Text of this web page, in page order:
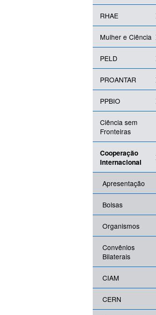
RHAE
Mulher e Ciência
PELD
PROANTAR
PPBIO
Ciência sem
Fronteiras
Cooperação
Internacional
Apresentação
Bolsas
Organismos
Convênios
Bilaterais
CIAM
CERN